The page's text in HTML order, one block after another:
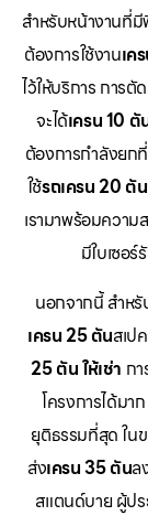
สำหรับหน้างานที่
ต้องการใช้งานเค
ไว้ให้บริการ การตั
จะได้เครน 10
ต้องการกำลังยก
ใช้รถเครน 20 ตัน
เรามาพร้อมความ
มีใบเซอ
นอกจากนี้ สำหรั
เครน 25 ตันสเป
25 ตัน ให้เช่า ก
โครงการได้มา
ยุติธรรมที่สุด ใน
ส่งเครน 35 ตันล
สแตนด์บาย ผู้ป